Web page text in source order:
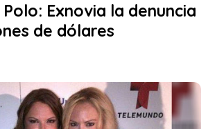
Exnovia la denuncia
de dólares